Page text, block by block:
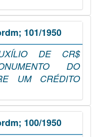
101/1950
DE CR$
DO
UM CRÉDITO
100/1950